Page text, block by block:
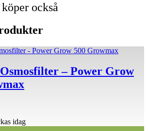
också
– Power Grow
idag